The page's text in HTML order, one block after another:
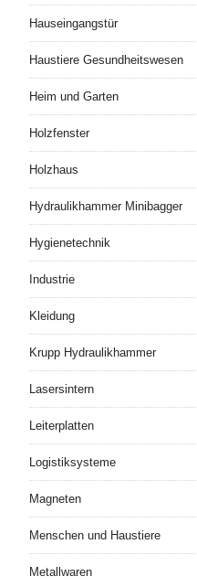
Hauseingangstür
Haustiere Gesundheitswesen
Heim und Garten
Holzfenster
Holzhaus
Hydraulikhammer Minibagger
Hygienetechnik
Industrie
Kleidung
Krupp Hydraulikhammer
Lasersintern
Leiterplatten
Logistiksysteme
Magneten
Menschen und Haustiere
Metallwaren